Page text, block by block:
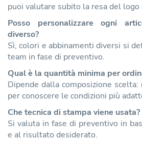
puoi valutare subito la resa del
Posso personalizzare ogni
diverso?
Sì, colori e abbinamenti diversi si
team in fase di preventivo.
Qual è la quantità minima per
Dipende dalla composizione
per conoscere le condizioni più
Che tecnica di stampa viene usata?
Si valuta in fase di preventivo in
e al risultato desiderato.